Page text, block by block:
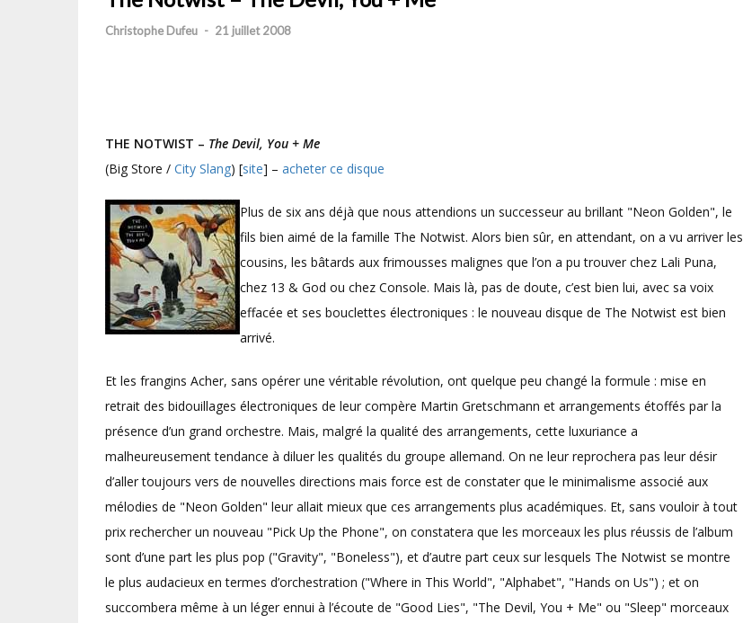
Christophe Dufeu - 21 juillet 2008
THE NOTWIST – The Devil, You + Me
(Big Store / City Slang) [site] – acheter ce disque
Plus de six ans déjà que nous attendions un successeur au brillant "Neon Golden", le
fils bien aimé de la famille The Notwist. Alors bien sûr, en attendant, on a vu arriver les
cousins, les bâtards aux frimousses malignes que l’on a pu trouver chez Lali Puna,
chez 13 & God ou chez Console. Mais là, pas de doute, c’est bien lui, avec sa voix
effacée et ses bouclettes électroniques : le nouveau disque de The Notwist est bien
arrivé.
Et les frangins Acher, sans opérer une véritable révolution, ont quelque peu changé la formule : mise en
retrait des bidouillages électroniques de leur compère Martin Gretschmann et arrangements étoffés par la
présence d’un grand orchestre. Mais, malgré la qualité des arrangements, cette luxuriance a
malheureusement tendance à diluer les qualités du groupe allemand. On ne leur reprochera pas leur désir
d’aller toujours vers de nouvelles directions mais force est de constater que le minimalisme associé aux
mélodies de "Neon Golden" leur allait mieux que ces arrangements plus académiques. Et, sans vouloir à tout
prix rechercher un nouveau "Pick Up the Phone", on constatera que les morceaux les plus réussis de l’album
sont d’une part les plus pop ("Gravity", "Boneless"), et d’autre part ceux sur lesquels The Notwist se montre
le plus audacieux en termes d’orchestration ("Where in This World", "Alphabet", "Hands on Us") ; et on
succombera même à un léger ennui à l’écoute de "Good Lies", "The Devil, You + Me" ou "Sleep" morceaux